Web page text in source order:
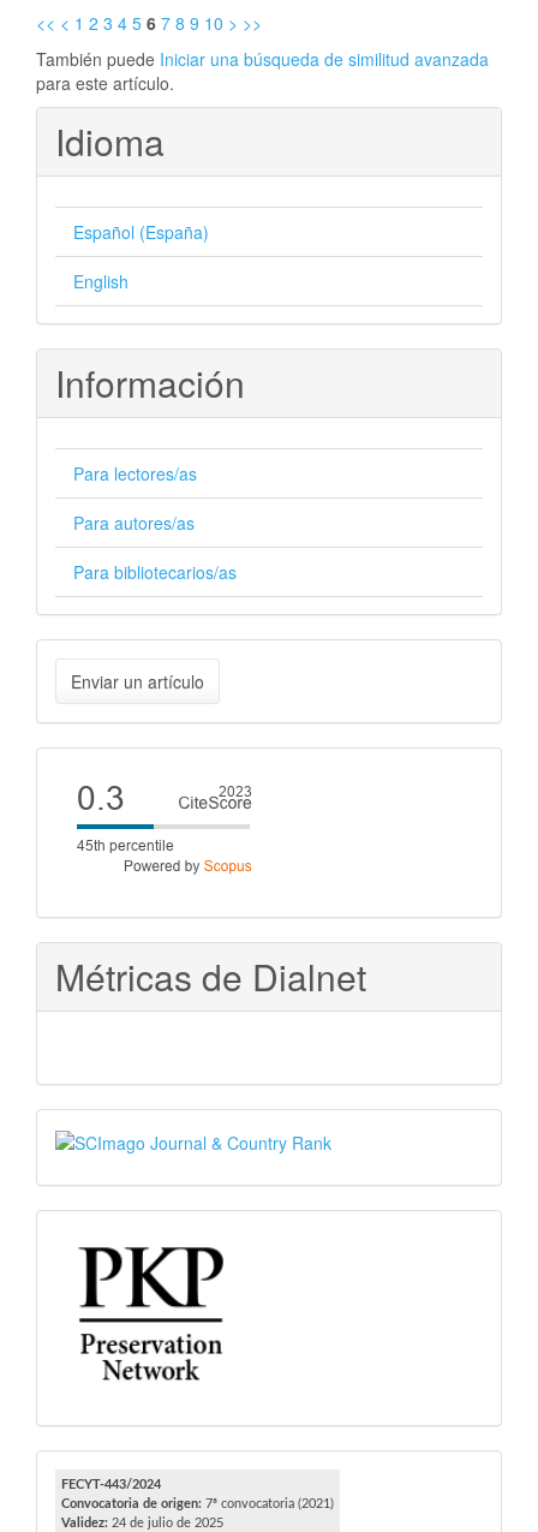
<< < 1 2 3 4 5 6 7 8 9 10 > >>
También puede Iniciar una búsqueda de similitud avanzada
para este artículo.
Idioma
Español (España)
English
Información
Para lectores/as
Para autores/as
Para bibliotecarios/as
Enviar
un
artículo
Enviar un artículo
Cite
score
Métricas de Dialnet
SJR
PKP
FECYT